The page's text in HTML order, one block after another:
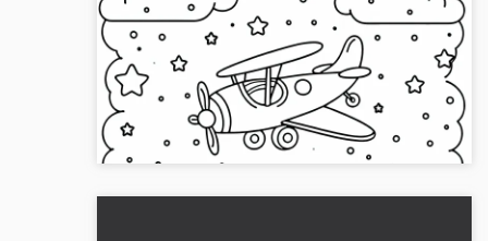
Aereo giocattolo vola tra le nuvole –
Disegno da colorare gratuito
Vivi il divertimento con il nostro disegno da
colorare di un aereo giocattolo tra le nuvole.
Scaricalo gratis e inizia a colorare oggi stesso!...